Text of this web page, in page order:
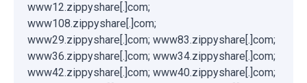
www12.zippyshare[.]com;
www108.zippyshare[.]com;
www29.zippyshare[.]com; www83.zippyshare[.]com;
www36.zippyshare[.]com; www34.zippyshare[.]com;
www42.zippyshare[.]com; www40.zippyshare[.]com;